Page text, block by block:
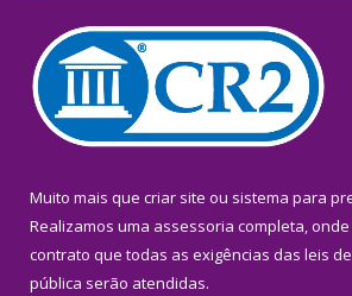
Muito mais que criar site ou sistema para
Realizamos uma assessoria completa,
contrato que todas as exigências das leis
pública serão atendidas.